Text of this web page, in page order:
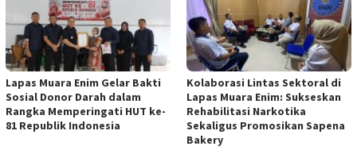
Lapas Muara Enim Gelar Bakti
Sosial Donor Darah dalam
Rangka Memperingati HUT ke-
81 Republik Indonesia
Kolaborasi Lintas Sektoral di
Lapas Muara Enim: Sukseskan
Rehabilitasi Narkotika
Sekaligus Promosikan Sapena
Bakery